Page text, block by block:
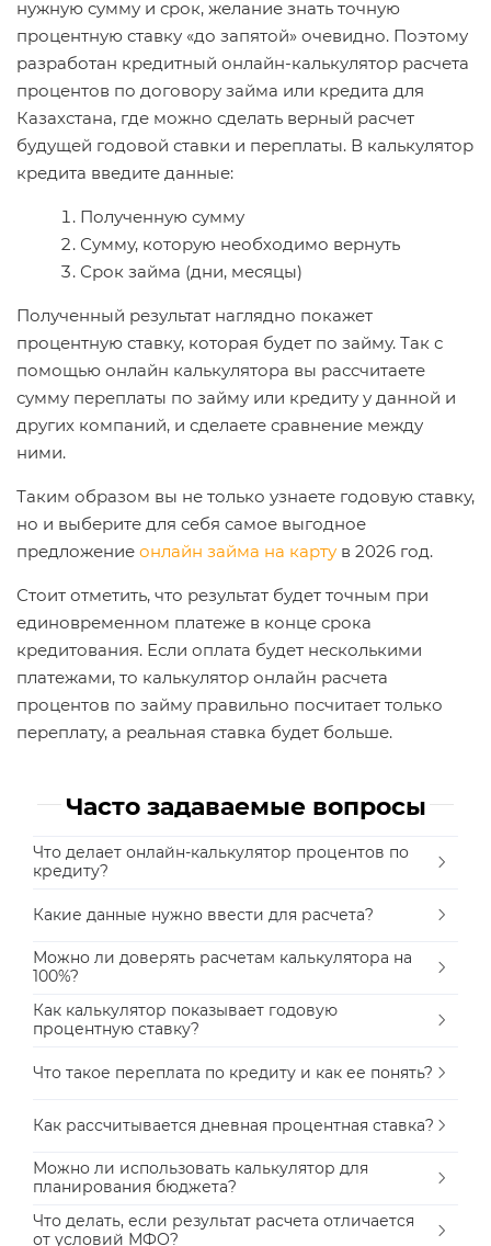
нужную сумму и срок, желание знать точную
процентную ставку «до запятой» очевидно. Поэтому
разработан кредитный онлайн-калькулятор расчета
процентов по договору займа или кредита для
Казахстана, где можно сделать верный расчет
будущей годовой ставки и переплаты. В калькулятор
кредита введите данные:
Полученную сумму
Сумму, которую необходимо вернуть
Срок займа (дни, месяцы)
Полученный результат наглядно покажет
процентную ставку, которая будет по займу. Так с
помощью онлайн калькулятора вы рассчитаете
сумму переплаты по займу или кредиту у данной и
других компаний, и сделаете сравнение между
ними.
Таким образом вы не только узнаете годовую ставку,
но и выберите для себя самое выгодное
предложение онлайн займа на карту в 2026 год.
Стоит отметить, что результат будет точным при
единовременном платеже в конце срока
кредитования. Если оплата будет несколькими
платежами, то калькулятор онлайн расчета
процентов по займу правильно посчитает только
переплату, а реальная ставка будет больше.
Часто задаваемые вопросы
Что делает онлайн-калькулятор процентов по
кредиту?
Какие данные нужно ввести для расчета?
Можно ли доверять расчетам калькулятора на
100%?
Как калькулятор показывает годовую
процентную ставку?
Что такое переплата по кредиту и как ее понять?
Как рассчитывается дневная процентная ставка?
Можно ли использовать калькулятор для
планирования бюджета?
Что делать, если результат расчета отличается
от условий МФО?